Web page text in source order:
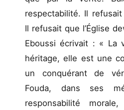
respectabilité. Il
Il refusait que l’Église
Eboussi écrivait : « La
héritage, elle est une
un conquérant de
Fouda, dans ses
responsabilité